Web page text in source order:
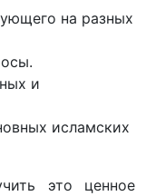
на разных
и
исламских
это ценное